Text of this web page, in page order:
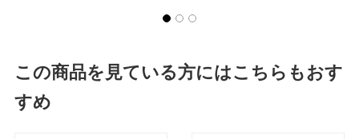
この商品を見ている方にはこちらもおす
すめ